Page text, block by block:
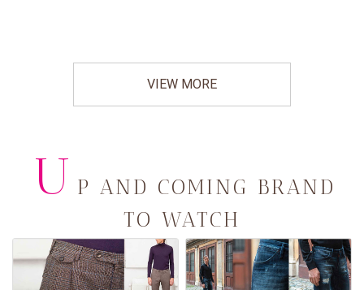
VIEW MORE
U P AND COMING BRAND
TO WATCH